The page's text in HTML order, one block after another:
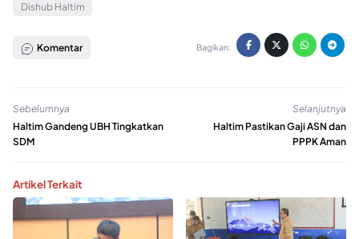
Dishub Haltim
Komentar Bagikan:
Sebelumnya
Haltim Gandeng UBH Tingkatkan
SDM
Selanjutnya
Haltim Pastikan Gaji ASN dan
PPPK Aman
Artikel Terkait